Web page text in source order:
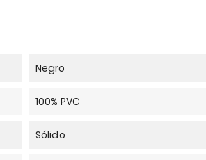
Negro
100% PVC
Sólido